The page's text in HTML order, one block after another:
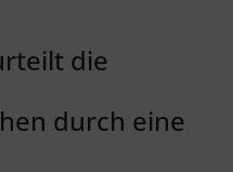
die
durch eine